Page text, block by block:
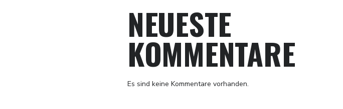
NEUESTE
KOMMENTARE
Es sind keine Kommentare vorhanden.